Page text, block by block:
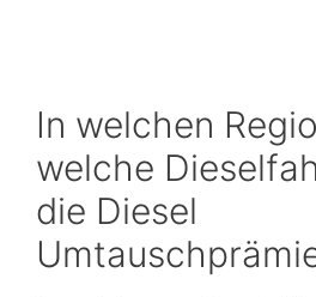
In welchen
welche
die Diesel